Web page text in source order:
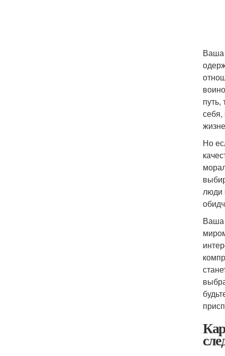
Ваша
себя,
Но
люди
Ваша